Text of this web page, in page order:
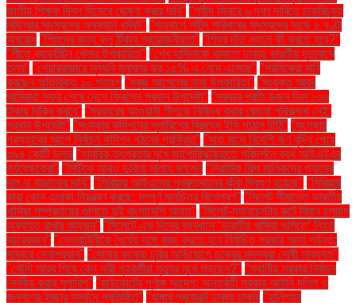
জাতীয় শিক্ষক দিবস হিসেবে ঘোষণা করার দাবি" "শহীদ মিনারে ৬ দফা দাবিতে চাকরিচ্যুত
বিডিআর সদস্যদের অবস্থান ধর্মঘট" "শাহবাগে শহীদ পরিবারের সদস্যদের সাড়ে ৫ ঘণ্টা
অবরোধ "শিশুদের জন্য ফ্লু টিকার প্রয়োজনীয়তা" "শিশুর দাঁত নড়লে কী করতে হবে?"
"শীতে ব্যাডমিন্টন খেলার উপকারিতা" "শেখ হাসিনাকে থামাতে ঢাকায় ভারতীয় দূতাবাসে
তলব" "শেয়ারবাজারে মূলধনি মুনাফার কর ১৫% এ নেমে এসেছে" "শ্রমিকেরা দাবি
করছেন অতিরিক্ত ১০ শতাংশ "সবুজ আপেলের নানা উপকারিতা" "সংযুক্ত আরব
আমিরাত সফর শেষে দেশে ফিরলেন প্রধান উপদেষ্টা" "সরকার প্রতি ডজন ডিম ১৩০
টাকায় বিক্রি করবে" "সরকারের আওয়ামী লীগকে নিষিদ্ধ করার কোনো পরিকল্পনা নেই:
প্রধান উপদেষ্টা" "সংস্কার কমিশনের সুপারিশের বিরুদ্ধে ইসি পাঠাল চিঠি" "সংস্কার
প্রস্তাবের আগে নির্বাচন কমিশন গঠনের প্রক্রিয়া" "সাত মাসে বিদেশি ঋণ বৃদ্ধি পেয়ে
৩৯৪ কোটি ডলার "সামরিক তৎপরতার মুখে জাপোরিঝঝিয়াতে পরিদর্শনে ব্যর্থ আইএইএর
পর্যবেক্ষকেরা" "সিটিকে আরও ডুবিয়ে সালাহ বললেন "সিরামিক শিল্প মালিকদের গ্যাসের
দাম না বাড়ানোর দাবি" "সিরিয়ায় আইএসের পুনরুত্থানের ঝুঁকি দ্বিগুণ হয়েছে" "সিরিয়ায়
কারা কোন এলাকা নিয়ন্ত্রণ করছে: সম্পূর্ণ মানচিত্র বিশ্লেষণ" "সিলেট সীমান্তে ভারতীয়
খাসিয়া সম্প্রদায়ের গুলিতে দুই বাংলাদেশি আহত" "সিলেট-ম্যানচেস্টার রুটে বিমান চলাচল
অব্যাহত রাখার আহ্বান" "সিলেটে এক দিনের ব্যবধানে ‘ভারতীয় খাসিয়া গু‌লিতে’ নিহত
আরেকজন" "সেনাবাহিনীকে ধৈর্যের সঙ্গে কাজ করতে হবে নির্বাচিত সরকার আসা পর্যন্ত:
সাভারে সেনাপ্রধান" "সোনার কমোড চুরির অভিযোগে চক্রের সদস্যরা দোষী সাব্যস্ত"
"সৌদি আরব গিয়ে কেন নারী গৃহকর্মীরা মৃত্যুর মুখে পড়ছেন?" "স্থানীয় সরকার নির্বাচন
নির্দলীয় করার সুপারিশ" "হাইকোর্টের পূর্ণাঙ্গ আদেশ: অন্তর্বর্তী সরকার আইনি দলিল ও
জনগণের ইচ্ছার সমর্থনে প্রতিষ্ঠিত" "হাঙ্গার প্রজেক্টে ঢাকায় চাকরি "হালিশহর